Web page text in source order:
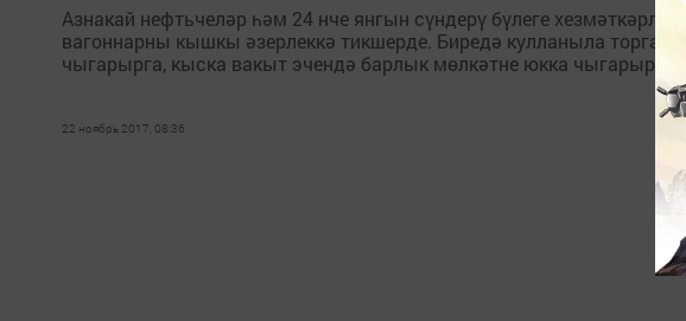
Азнакай нефтьчеләр һәм 24 нче янгын сүндерү бүлеге
вагоннарны кышкы әзерлеккә тикшерде. Биредә кулланыла
чыгарырга, кыска вакыт эчендә барлык мөлкәтне юкка
22 ноябрь 2017, 08:36